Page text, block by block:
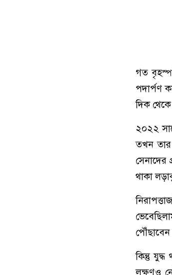
গত
পদার্পণ
দিক থেকে
২০২২
তখন তার
সেনাদের
থাকা
কিন্তু
লক্ষণও